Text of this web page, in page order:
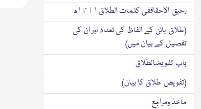
رحیق الاحقاقفی کلمات الطلاق١٣١١ھ
(طلاق بائن کے الفاظ کی تعداد اور ان کی
تفصیل کے بیان میں)
باب تفویضالطلاق
(تفویض طلاق کا بیان)
مآخذ ومراجع